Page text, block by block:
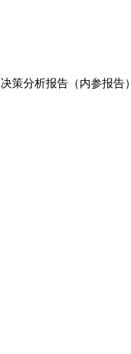
策分析报告（内参报告）